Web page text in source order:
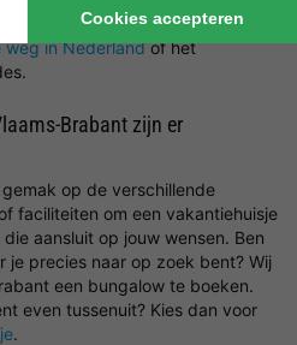
goedkoop weekendje weg,
weg in Nederlandof het
Brabant zijn er
op de verschillende
faciliteiten om een vakantiehuisje
aansluit op jouw wensen. Ben
je precies naar op zoek bent? Wij
een bungalow te boeken.
even tussenuit? Kies dan voor
.